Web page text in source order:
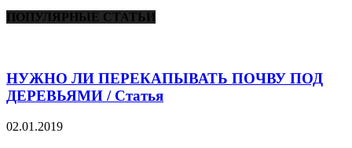
ПОПУЛЯРНЫЕ СТАТЬИ
НУЖНО ЛИ ПЕРЕКАПЫВАТЬ ПОЧВУ ПОД
ДЕРЕВЬЯМИ / Статья
02.01.2019